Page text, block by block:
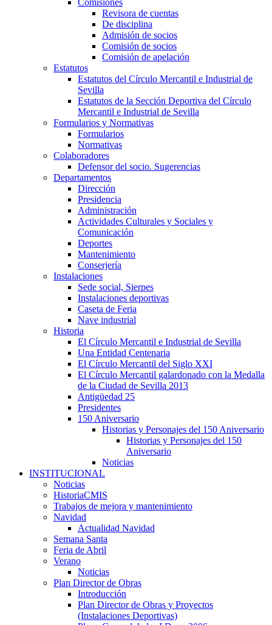
Revisora de cuentas
De disciplina
Admisión de socios
Comisión de socios
Comisión de apelación
Estatutos
Estatutos del Círculo Mercantil e Industrial de
Sevilla
Estatutos de la Sección Deportiva del Círculo
Mercantil e Industrial de Sevilla
Formularios y Normativas
Formularios
Normativas
Colaboradores
Defensor del socio. Sugerencias
Departamentos
Dirección
Presidencia
Administración
Actividades Culturales y Sociales y
Comunicación
Deportes
Mantenimiento
Conserjería
Instalaciones
Sede social, Sierpes
Instalaciones deportivas
Caseta de Feria
Nave industrial
Historia
El Círculo Mercantil e Industrial de Sevilla
Una Entidad Centenaria
El Círculo Mercantil del Siglo XXI
El Círculo Mercantil galardonado con la Medalla
de la Ciudad de Sevilla 2013
Antigüedad 25
Presidentes
150 Aniversario
Historias y Personajes del 150 Aniversario
Historias y Personajes del 150
Aniversario
Noticias
INSTITUCIONAL
Noticias
HistoriaCMIS
Trabajos de mejora y mantenimiento
Navidad
Actualidad Navidad
Semana Santa
Feria de Abril
Verano
Noticias
Plan Director de Obras
Introducción
Plan Director de Obras y Proyectos
(Instalaciones Deportivas)